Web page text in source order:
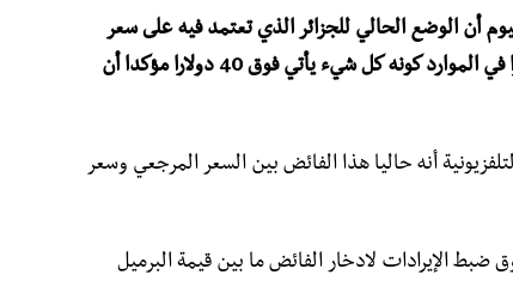
أن الوضع الحالي للجزائر الذي تعتمد فيه على سعر
مرجعي في قانون المالية بـ40 دولارا يمثل عجزا كبيرا في الموارد كونه كل شيء يأتي فوق 40 دولارا مؤكدا أن
أنه حاليا هذا الفائض بين السعر المرجعي وسعر
الإيرادات لادخار الفائض ما بين قيمة البرميل